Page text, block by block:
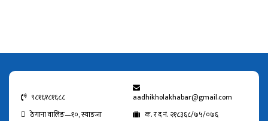
९८१६१८१६८८
aadhikholakhabar@gmail.com
ठेगाना वालिङ—१०, स्याङजा
क. र द नं. २१८३६८/७५/०७६